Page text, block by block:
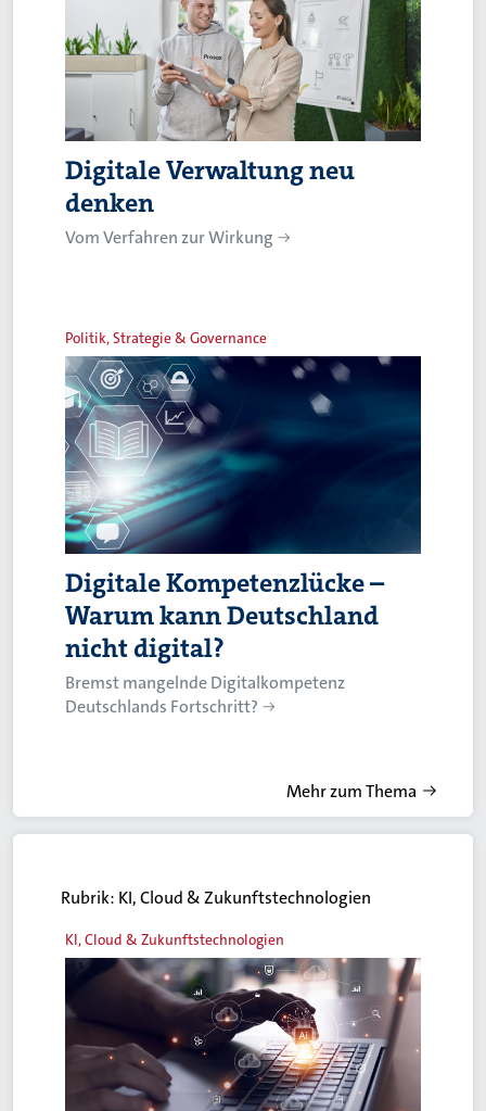
Digitale Verwaltung neu
denken
Vom Verfahren zur Wirkung
Politik, Strategie & Governance
Digitale Kompetenzlücke –
Warum kann Deutschland
nicht digital?
Bremst mangelnde Digitalkompetenz
Deutschlands Fortschritt?
Mehr zum Thema
Rubrik: KI, Cloud & Zukunftstechnologien
KI, Cloud & Zukunftstechnologien